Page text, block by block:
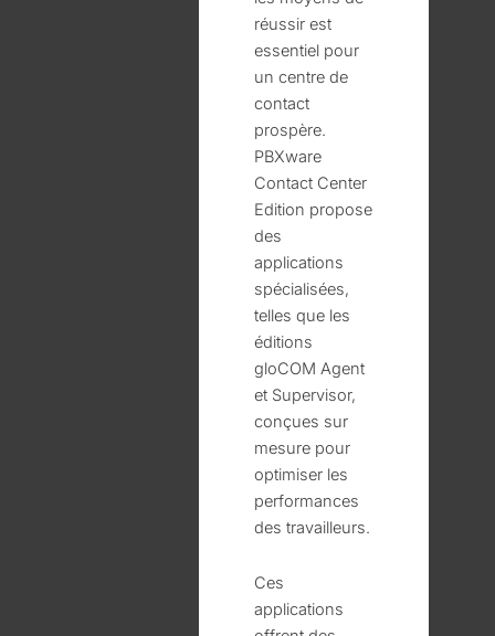
réussir est
essentiel pour
un centre de
contact
prospère.
PBXware
Contact Center
Edition propose
des
applications
spécialisées,
telles que les
éditions
gloCOM Agent
et Supervisor,
conçues sur
mesure pour
optimiser les
performances
des travailleurs.
Ces
applications